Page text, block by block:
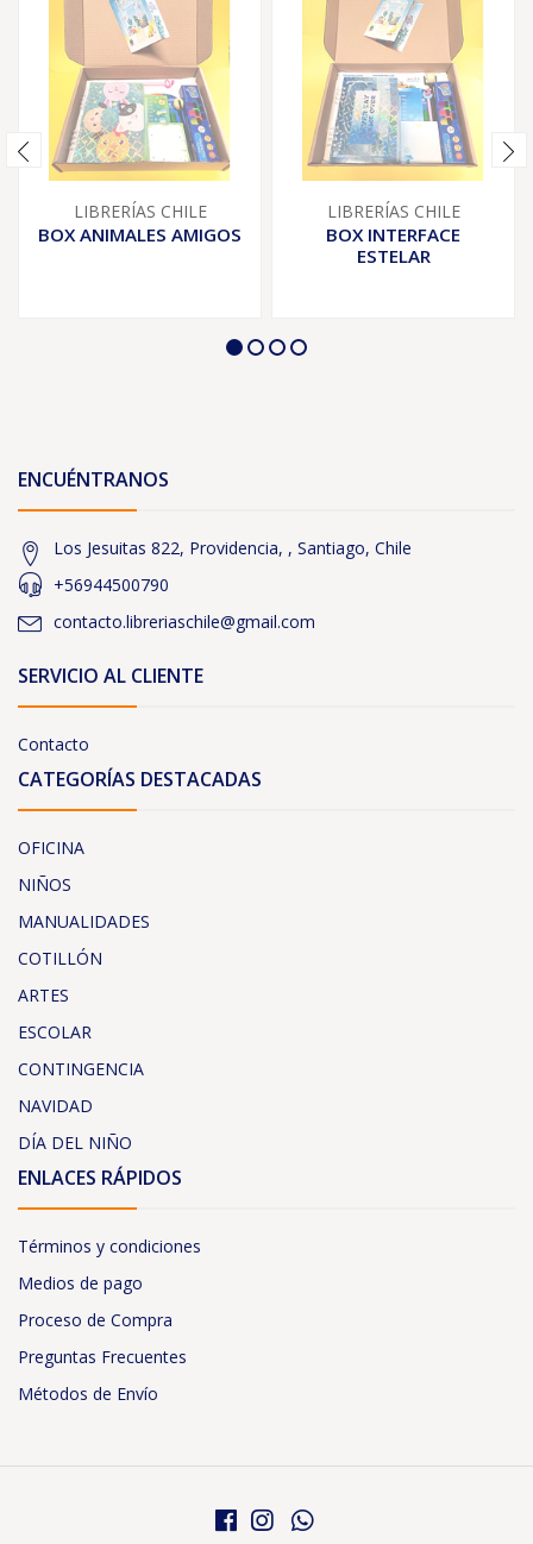
LIBRERÍAS CHILE
BOX ANIMALES AMIGOS
LIBRERÍAS CHILE
BOX INTERFACE
ESTELAR
ENCUÉNTRANOS
Los Jesuitas 822, Providencia, , Santiago, Chile
+56944500790
contacto.libreriaschile@gmail.com
SERVICIO AL CLIENTE
Contacto
CATEGORÍAS DESTACADAS
OFICINA
NIÑOS
MANUALIDADES
COTILLÓN
ARTES
ESCOLAR
CONTINGENCIA
NAVIDAD
DÍA DEL NIÑO
ENLACES RÁPIDOS
Términos y condiciones
Medios de pago
Proceso de Compra
Preguntas Frecuentes
Métodos de Envío